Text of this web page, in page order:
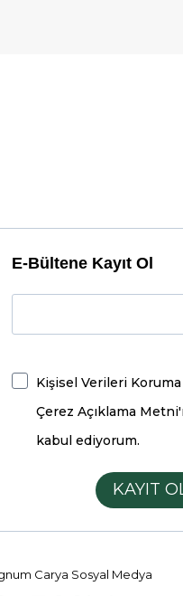
E-Bültene Kayıt Ol
Kişisel Verileri
Çerez Açıklama
kabul ediyorum.
KAYIT
Carya Sosyal Medya